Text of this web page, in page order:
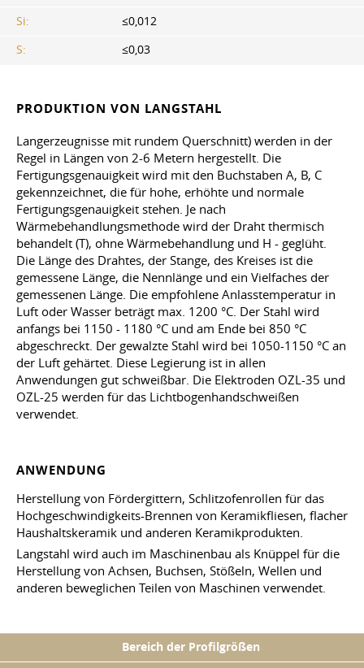
Si:
≤0,012
S:
≤0,03
PRODUKTION VON LANGSTAHL
Langerzeugnisse mit rundem Querschnitt) werden in der
Regel in Längen von 2-6 Metern hergestellt. Die
Fertigungsgenauigkeit wird mit den Buchstaben A, B, C
gekennzeichnet, die für hohe, erhöhte und normale
Fertigungsgenauigkeit stehen. Je nach
Wärmebehandlungsmethode wird der Draht thermisch
behandelt (T), ohne Wärmebehandlung und H - geglüht.
Die Länge des Drahtes, der Stange, des Kreises ist die
gemessene Länge, die Nennlänge und ein Vielfaches der
gemessenen Länge. Die empfohlene Anlasstemperatur in
Luft oder Wasser beträgt max. 1200 °C. Der Stahl wird
anfangs bei 1150 - 1180 °C und am Ende bei 850 °C
abgeschreckt. Der gewalzte Stahl wird bei 1050-1150 °C an
der Luft gehärtet. Diese Legierung ist in allen
Anwendungen gut schweißbar. Die Elektroden OZL-35 und
OZL-25 werden für das Lichtbogenhandschweißen
verwendet.
ANWENDUNG
Herstellung von Fördergittern, Schlitzofenrollen für das
Hochgeschwindigkeits-Brennen von Keramikfliesen, flacher
Haushaltskeramik und anderen Keramikprodukten.
Langstahl wird auch im Maschinenbau als Knüppel für die
Herstellung von Achsen, Buchsen, Stößeln, Wellen und
anderen beweglichen Teilen von Maschinen verwendet.
Bereich der Profilgrößen